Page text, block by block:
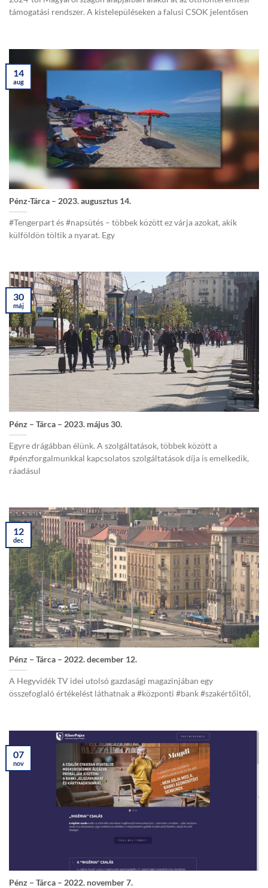
támogatási rendszer. A kistelepüléseken a falusi CSOK jelentősen
Pénz-Tárca – 2023. augusztus 14.
#Tengerpart és #napsütés – többek között ez várja azokat, akik
külföldön töltik a nyarat. Egy
14
aug
Pénz – Tárca – 2023. május 30.
Egyre drágábban élünk. A szolgáltatások, többek között a
#pénzforgalmunkkal kapcsolatos szolgáltatások díja is emelkedik,
ráadásul
30
máj
Pénz – Tárca – 2022. december 12.
A Hegyvidék TV idei utolsó gazdasági magazinjában egy
összefoglaló értékelést láthatnak a #központi #bank #szakértőitől,
12
dec
Pénz – Tárca – 2022. november 7.
07
nov